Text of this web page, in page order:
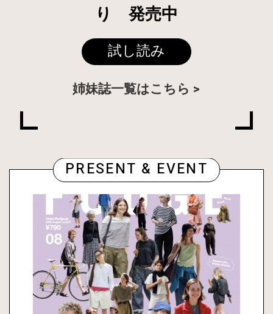
り 発売中
試し読み
姉妹誌一覧はこちら
PRESENT & EVENT